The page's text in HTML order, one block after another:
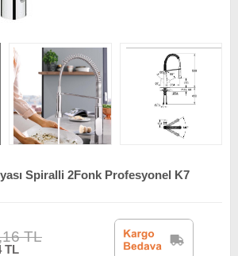
Spiralli 2Fonk Profesyonel K7
TL
TL